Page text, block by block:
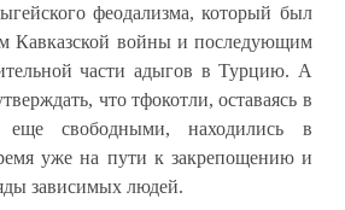
феодализма, который был
Кавказской войны и последующим
части адыгов в Турцию. А
что тфокотли, оставаясь в
еще свободными, находились в
уже на пути к закрепощению и
зависимых людей.